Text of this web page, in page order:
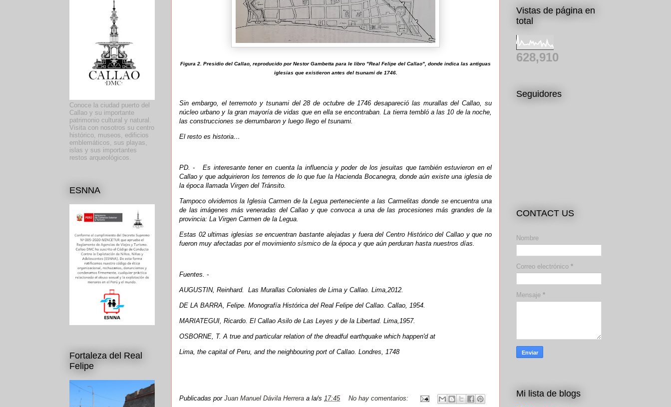
Figura 2. Presidio del Callao, reproducido por Nestor Gambetta para le libro "Real Felipe del Callao", donde indica las antiguas
iglesias que existieron antes del tsunami de 1746.
Sin embargo, el terremoto y tsunami del 28 de octubre de 1746 desapareció las murallas del Callao, su
núcleo urbano y la gran mayoría de vidas que en ella se encontraban. La tierra tembló a las 10 de la noche,
las construcciones se derrumbaron y luego llego el tsunami.
El resto es historia…
PD. - Es interesante tener en cuenta la influencia y poder de los jesuitas que también estuvieron en el
Callao y que adquirieron los terrenos de lo que fue la Hacienda Bocanegra, donde aún existe una iglesia de
la época llamada Virgen del Tránsito.
Tampoco olvidemos la Iglesia Carmen de la Legua perteneciente a las Carmelitas donde se encuentra una
de las imágenes más veneradas del Callao y que convoca a una de las procesiones más grandes de la
provincia: La Virgen Carmen de la Legua.
Estas 02 ultimas iglesias se encuentran bastante alejadas y fuera del Centro Histórico del Callao y que no
fueron muy afectadas por el movimiento sísmico de la época y que aún perduran hasta nuestros días.
Fuentes. -
AUGUSTIN, Reinhard. Las Murallas Coloniales de Lima y Callao. Lima,2012.
DE LA BARRA, Felipe. Monografía Histórica del Real Felipe del Callao. Callao, 1954.
MARIATEGUI, Ricardo. El Callao Asilo de Las Leyes y de la Libertad. Lima,1957.
OSBORNE, T.A true and particular relation of the dreadful earthquake which happen'd at
Lima, the capital of Peru, and the neighbouring port of Callao. Londres, 1748
Publicadas por Juan Manuel Dávila Herrera a la/s 17:45 No hay comentarios:
Conoce la ciudad puerto del
Callao y su importante
patrimonio cultural y natural.
Visita con nosotros su centro
histórico, museos, edificios
emblemáticos, sus playas,
islas y sus importantes
restos arqueológicos.
ESNNA
Fortaleza del Real
Felipe
Vistas de página en
total
628,910
Seguidores
CONTACT US
Nombre
Correo electrónico *
Mensaje *
Mi lista de blogs